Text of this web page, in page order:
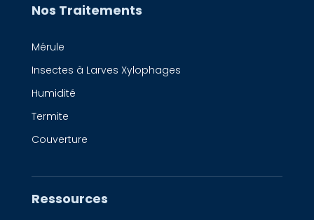
Nos Traitements
Mérule
Insectes à Larves Xylophages
Humidité
Termite
Couverture
Ressources